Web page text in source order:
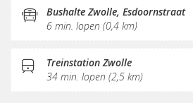
Internetmogelijkheden
Glasvezel
KVK-inschrijving
Sociaal hart
Gemeubileerd
Pantry
Postverwerking
Bushalte Zwolle, Esdoornstraat
6 min. lopen (0,4 km)
Treinstation Zwolle
34 min. lopen (2,5 km)